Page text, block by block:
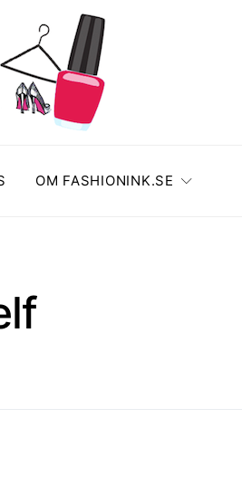
OM FASHIONINK.SE